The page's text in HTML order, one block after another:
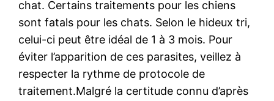
chat. Certains traitements pour les chiens
sont fatals pour les chats. Selon le hideux tri,
celui-ci peut être idéal de 1 à 3 mois. Pour
éviter l’apparition de ces parasites, veillez à
respecter la rythme de protocole de
traitement.Malgré la certitude connu d’après